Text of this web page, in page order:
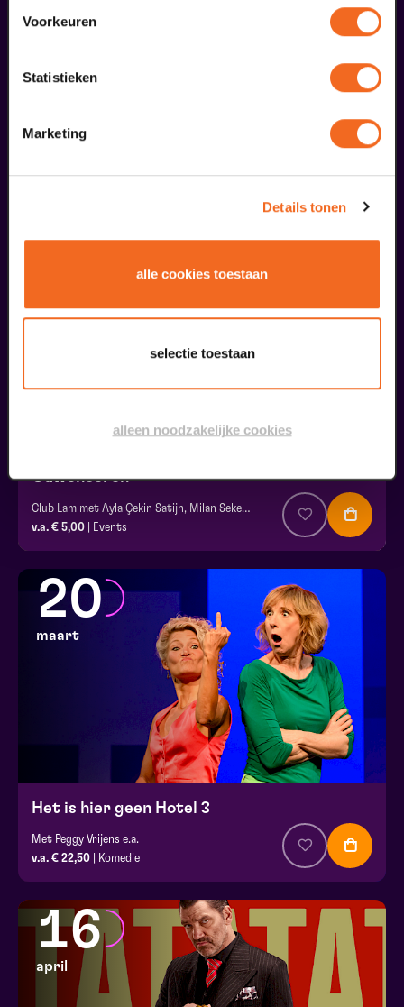
Voorkeuren
Statistieken
Marketing
Details tonen
alle cookies toestaan
selectie toestaan
alleen noodzakelijke cookies
meer informatie
liefhebbers bestelden ook...
Ouwehoeren
Club Lam met Ayla Çekin Satijn, Milan Sekeris, e.a.
v.a. € 5,00 | Events
20
maart
Het is hier geen Hotel 3
Met Peggy Vrijens e.a.
v.a. € 22,50 | Komedie
16
april